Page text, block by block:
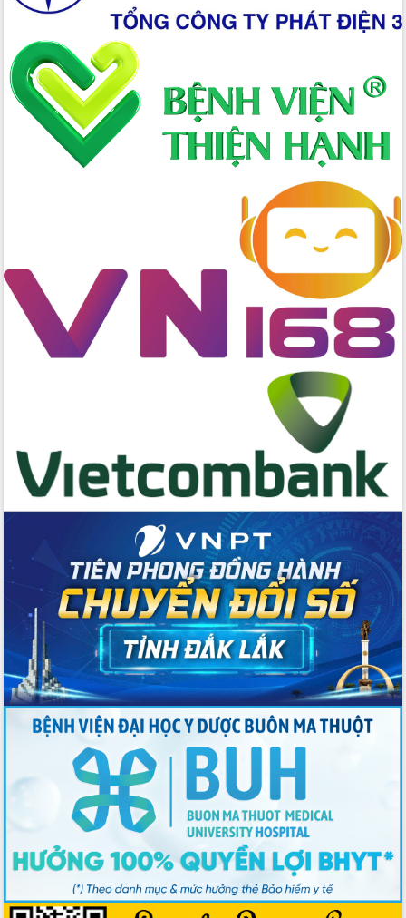
Nâng cao hiệu lực, hiệu quả HĐND
tỉnh thông qua hiện đại hóa hành chính
Xã Ea Phê gắn cải cách hành chính với
chuyển đổi số
Phó Chủ tịch Thường trực UBND tỉnh
Hồ Thị Nguyên Thảo làm việc tại Trung
tâm Phục vụ hành chính công xã Ea
Xây dựng nền hành chính số đồng
Chuyển đổi số 'mở đường' cho nông
nghiệp Đắk Lắk tăng trưởng bứt phá
Triển khai đồng bộ đo đạc, lập hồ sơ
địa chính, hoàn thiện cơ sở dữ liệu đất
Đắk Lắk đẩy mạnh nuôi biển công
nghệ, hướng tới phát triển thủy sản
Tập huấn nâng cao năng lực triển khai
chuyển đổi số cho cán bộ, công chức
cấp xã
Đắk Lắk phát động hưởng ứng Ngày
Quyền của người tiêu dùng Việt Nam
2026
Đẩy mạnh cải cách hành chính, quyết
tâm đạt được mục tiêu tăng trưởng
hai con số trong năm 2026
Tổ chức trang trọng Lễ hội Đền thờ
Lương Văn Chánh năm 2026
Phó Bí thư Tỉnh ủy Đắk Lắk Đỗ Hữu
Huy giữ chức Bí thư Đảng ủy Ủy Ban
Nhân dân tỉnh
Bệnh án điện tử thúc đẩy chuyển đổi
số y tế tại Đắk Lắk
Chuyển đổi số thư viện: Mở rộng
không gian tri thức trong thời đại số
Đánh giá, rút kinh nghiệm công tác tổ
chức diễn tập trước ngày bầu cử